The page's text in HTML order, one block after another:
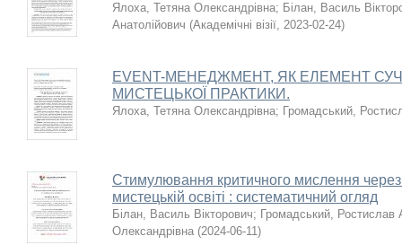
Ялоха, Тетяна Олександрівна; Білан, Василь
Анатолійович (Академічні візії, 2023-02-24)
ЕVENT-МЕНЕДЖМЕНТ, ЯК ЕЛЕМЕНТ
МИСТЕЦЬКОЇ ПРАКТИКИ.
Ялоха, Тетяна Олександрівна; Громадський,
Стимулювання критичного мислення через
мистецькій освіті : систематичний огляд
Білан, Василь Вікторович; Громадський, Ростислав
Олександрівна (2024-06-11)